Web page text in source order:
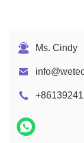
Ms. Cindy